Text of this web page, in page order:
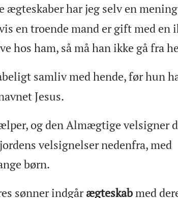
ægteskaber har jeg selv en
en troende mand er gift med en
hos ham, så må han ikke gå fra
samliv med hende, før hun
Jesus.
og den Almægtige velsigner
velsignelser nedenfra, med
børn.
sønner indgårægteskabmed